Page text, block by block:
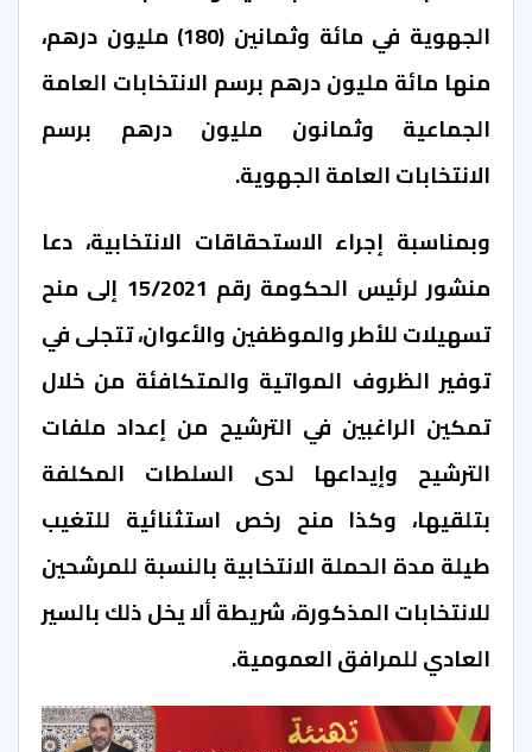
الجهوية في مائة وثمانين (180) مليون درهم،
منها مائة مليون درهم برسم الانتخابات العامة
الجماعية وثمانون مليون درهم برسم
الانتخابات العامة الجهوية.
وبمناسبة إجراء الاستحقاقات الانتخابية، دعا
منشور لرئيس الحكومة رقم 15/2021 إلى منح
تسهيلات للأطر والموظفين والأعوان، تتجلى في
توفير الظروف المواتية والمتكافئة من خلال
تمكين الراغبين في الترشيح من إعداد ملفات
الترشيح وإيداعها لدى السلطات المكلفة
بتلقيها، وكذا منح رخص استثنائية للتغيب
طيلة مدة الحملة الانتخابية بالنسبة للمرشحين
للانتخابات المذكورة، شريطة ألا يخل ذلك بالسير
العادي للمرافق العمومية.